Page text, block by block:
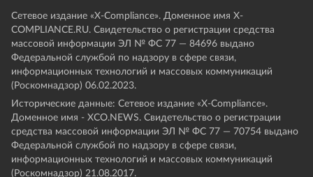
Сетевое издание «Х-Compliance». Доменное имя X-
COMPLIANCE.RU. Свидетельство о регистрации средства
массовой информации ЭЛ № ФС 77 — 84696 выдано
Федеральной службой по надзору в сфере связи,
информационных технологий и массовых коммуникаций
(Роскомнадзор) 06.02.2023.
Исторические данные: Сетевое издание «Х-Compliance».
Доменное имя - XCO.NEWS. Свидетельство о регистрации
средства массовой информации ЭЛ № ФС 77 — 70754 выдано
Федеральной службой по надзору в сфере связи,
информационных технологий и массовых коммуникаций
(Роскомнадзор) 21.08.2017.